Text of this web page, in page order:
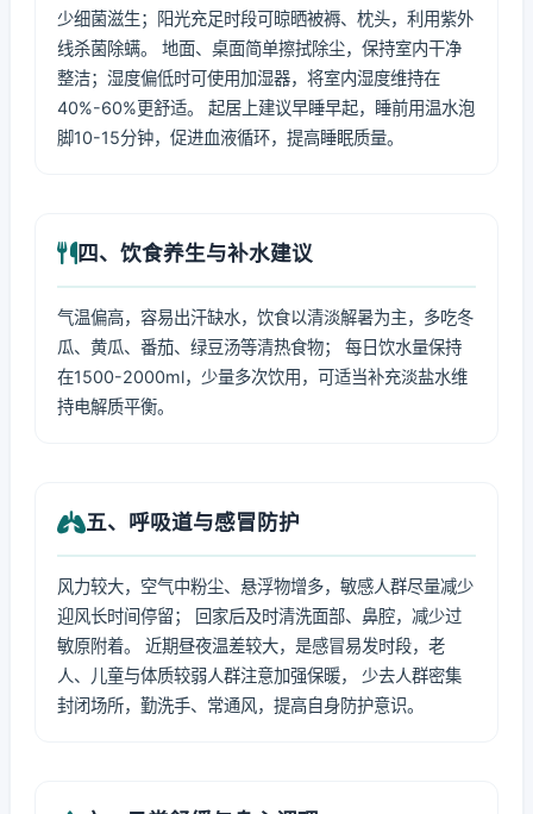
少细菌滋生；阳光充足时段可晾晒被褥、枕头，利用紫外
线杀菌除螨。 地面、桌面简单擦拭除尘，保持室内干净
整洁；湿度偏低时可使用加湿器，将室内湿度维持在
40%-60%更舒适。 起居上建议早睡早起，睡前用温水泡
脚10-15分钟，促进血液循环，提高睡眠质量。
四、饮食养生与补水建议
气温偏高，容易出汗缺水，饮食以清淡解暑为主，多吃冬
瓜、黄瓜、番茄、绿豆汤等清热食物； 每日饮水量保持
在1500-2000ml，少量多次饮用，可适当补充淡盐水维
持电解质平衡。
五、呼吸道与感冒防护
风力较大，空气中粉尘、悬浮物增多，敏感人群尽量减少
迎风长时间停留； 回家后及时清洗面部、鼻腔，减少过
敏原附着。 近期昼夜温差较大，是感冒易发时段，老
人、儿童与体质较弱人群注意加强保暖， 少去人群密集
封闭场所，勤洗手、常通风，提高自身防护意识。